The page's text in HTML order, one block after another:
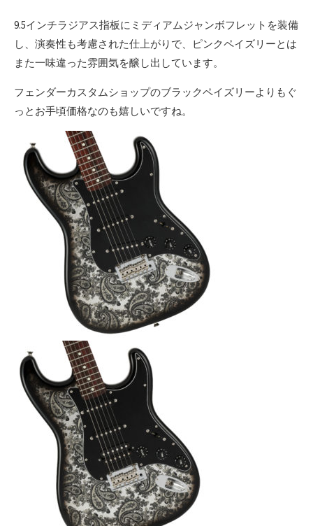
9.5インチラジアス指板にミディアムジャンボフレットを装備
し、演奏性も考慮された仕上がりで、ピンクペイズリーとは
また一味違った雰囲気を醸し出しています。
フェンダーカスタムショップのブラックペイズリーよりもぐ
っとお手頃価格なのも嬉しいですね。